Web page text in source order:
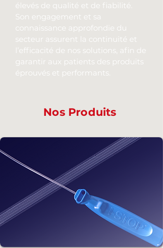
élevés de qualité et de fiabilité.
Son engagement et sa
connaissance approfondie du
secteur assurent la continuité et
l’efficacité de nos solutions, afin de
garantir aux patients des produits
éprouvés et performants.
Nos Produits